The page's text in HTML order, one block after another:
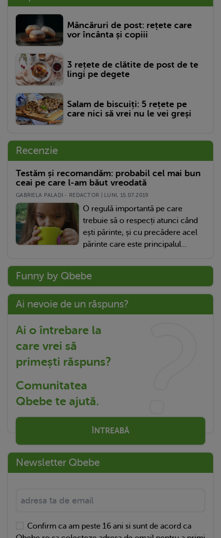
Mâncăruri de post: rețete care
vor încânta și copiii
3 rețete de clătite de post de te
lingi pe degete
Salam de biscuiți: 5 rețete pe
care nici să vrei nu le vei greși
Recenzie
Testăm și recomandăm: probabil cel mai bun
ceai pe care l-am băut vreodată
GABRIELA PALADI - REDACTOR | LUNI, 15.07.2019
O regulă importantă pe care
trebuie să o respecți atunci când
ești părinte, și cu precădere acel
părinte care este principalul...
Funny by Qbebe
Ai nevoie de un răspuns?
Ai o întrebare la
care vrei să
primești răspuns?
Comunitatea
Qbebe te ajută.
ÎNTREABĂ
Newsletter Qbebe
Confirm ca am peste 16 ani si sunt de acord ca